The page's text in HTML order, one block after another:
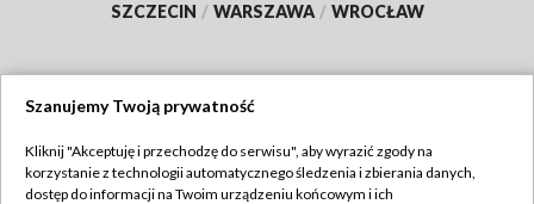
SZCZECIN / WARSZAWA / WROCŁAW
TVP
Szanujemy Twoją prywatność
Kliknij "Akceptuję i przechodzę do serwisu", aby wyrazić zgody na
korzystanie z technologii automatycznego śledzenia i zbierania danych,
dostęp do informacji na Twoim urządzeniu końcowym i ich